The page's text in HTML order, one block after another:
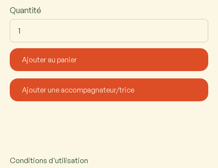
Quantité
Conditions d'utilisation